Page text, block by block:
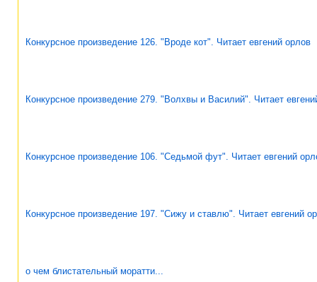
Конкурсное произведение 126. "Вроде кот". Читает евгений орлов
Конкурсное произведение 279. "Волхвы и Василий". Читает
Конкурсное произведение 106. "Седьмой фут". Читает евгений
Конкурсное произведение 197. "Сижу и ставлю". Читает евгений
о чем блистательный моратти...